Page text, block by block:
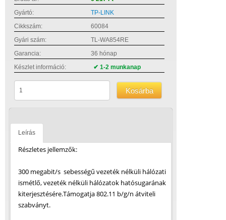
Gyártó:
TP-LINK
Cikkszám:
60084
Gyári szám:
TL-WA854RE
Garancia:
36 hónap
Készlet információ:
✔ 1-2 munkanap
Kosárba
Leírás
Részletes jellemzők:
300 megabit/s sebességű vezeték nélküli hálózati
ismétlő, vezeték nélküli hálózatok hatósugarának
kiterjesztésére.Támogatja 802.11 b/g/n átviteli
szabványt.